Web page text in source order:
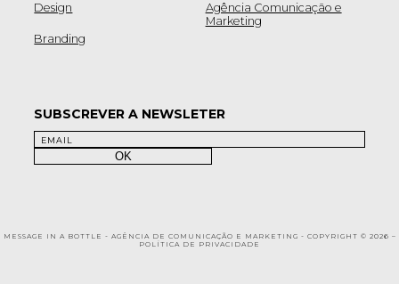
Design
Branding
Agência Comunicação e
Marketing
SUBSCREVER A NEWSLETER
MESSAGE IN A BOTTLE - AGÊNCIA DE COMUNICAÇÃO E MARKETING - COPYRIGHT © 2026 –
POLÍTICA DE PRIVACIDADE